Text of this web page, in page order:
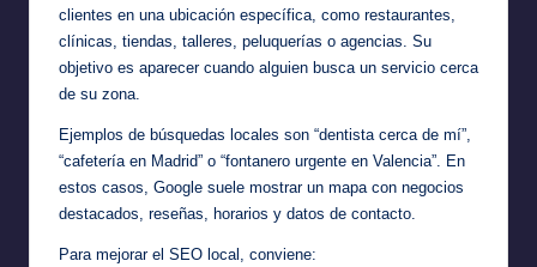
clientes en una ubicación específica, como restaurantes,
clínicas, tiendas, talleres, peluquerías o agencias. Su
objetivo es aparecer cuando alguien busca un servicio cerca
de su zona.
Ejemplos de búsquedas locales son “dentista cerca de mí”,
“cafetería en Madrid” o “fontanero urgente en Valencia”. En
estos casos, Google suele mostrar un mapa con negocios
destacados, reseñas, horarios y datos de contacto.
Para mejorar el SEO local, conviene: